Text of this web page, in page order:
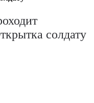
солдату